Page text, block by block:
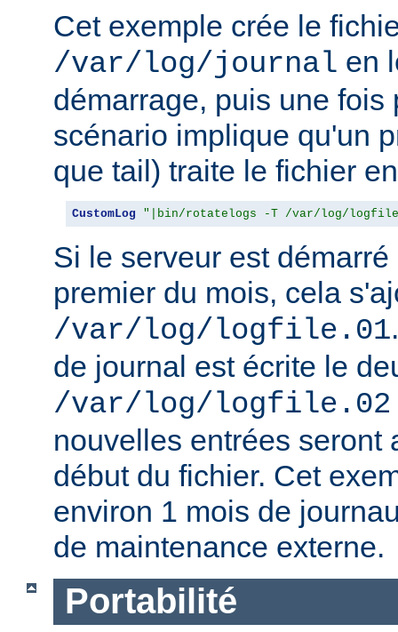
Cet exemple crée le
/var/log/journal en
démarrage, puis une fois
scénario implique qu'un
que tail) traite le fichier
CustomLog "|bin/rotatelogs -T /var/log/
Si le serveur est
premier du mois, cela
/var/log/logfile.01
de journal est écrite le
/var/log/logfile.02
nouvelles entrées seront
début du fichier. Cet
environ 1 mois de
de maintenance externe.
Portabilité